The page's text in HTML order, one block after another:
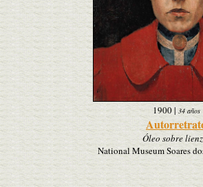
1900| 34 años
Óleo sobre
National Museum Soares